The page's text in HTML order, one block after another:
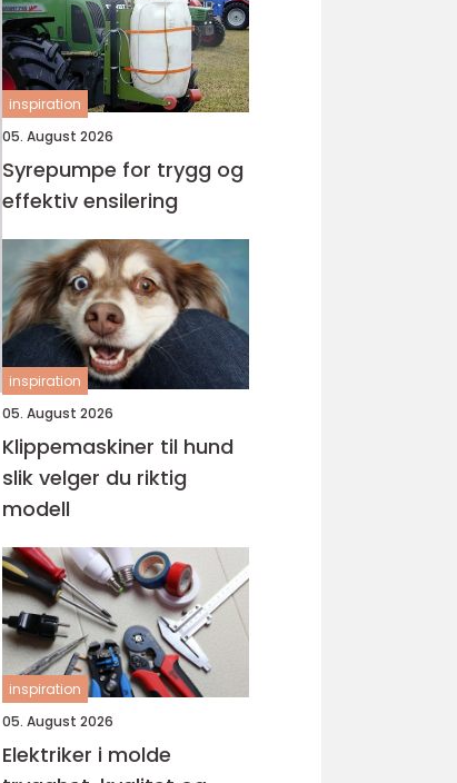
inspiration
05. August 2026
Syrepumpe for trygg og
effektiv ensilering
inspiration
05. August 2026
Klippemaskiner til hund
slik velger du riktig
modell
inspiration
05. August 2026
Elektriker i molde